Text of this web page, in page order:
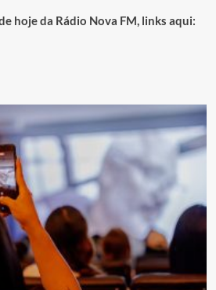
hoje da Rádio Nova FM, links aqui: